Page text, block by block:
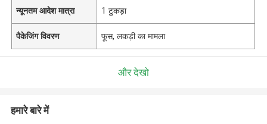
न्यूनतम आदेश मात्रा 1 टुकड़ा
पैकेजिंग विवरण फूस, लकड़ी का मामला
और देखो
हमारे बारे में